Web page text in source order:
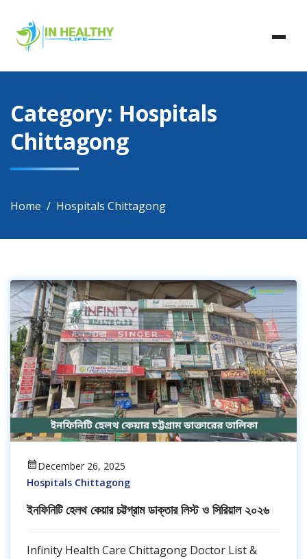
content
In Healthy Life
In Healthy Life, Healthy Life, Health Life, Doctor List,
Doctor Listing
Category: Hospitals
Chittagong
Home Hospitals Chittagong
December 26, 2025
Hospitals Chittagong
ইনফিনিটি হেলথ কেয়ার চট্টগ্রাম ডাক্তার লিস্ট ও সিরিয়াল ২০২৬
Infinity Health Care Chittagong Doctor List &